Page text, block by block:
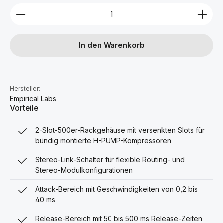
Produkt Anzahl: Gib den gewünschten Wert ein
In den Warenkorb
Hersteller:
Empirical Labs
Vorteile
2-Slot-500er-Rackgehäuse mit versenkten Slots für
bündig montierte H-PUMP-Kompressoren
Stereo-Link-Schalter für flexible Routing- und
Stereo-Modulkonfigurationen
Attack-Bereich mit Geschwindigkeiten von 0,2 bis
40 ms
Release-Bereich mit 50 bis 500 ms Release-Zeiten